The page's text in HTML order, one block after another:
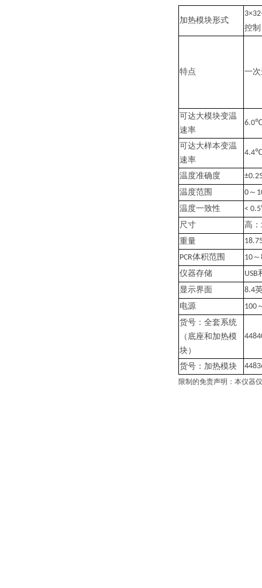
加热模块形式
控制
特点 一
可达大模块变温
速率
可达大样本变温
速率
温度准确度
温度范围
0 ～
温度一致性
<
尺寸
高：
重量
PCR体积范围 10 ～
仪器存储
USB
显示界面
8.4
电源
100
货号：全套系统
（底座和加热模
块）
货号：加热模块
限制的免责声明：本仪器